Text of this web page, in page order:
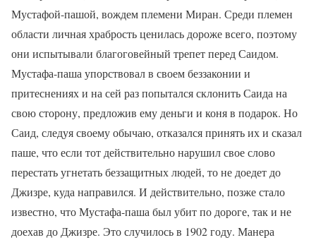
Мустафой-пашой, вождем племени Миран. Среди племен
области личная храбрость ценилась дороже всего, поэтому
они испытывали благоговейный трепет перед Саидом.
Мустафа-паша упорствовал в своем беззаконии и
притеснениях и на сей раз попытался склонить Саида на
свою сторону, предложив ему деньги и коня в подарок. Но
Саид, следуя своему обычаю, отказался принять их и сказал
паше, что если тот действительно нарушил свое слово
перестать угнетать беззащитных людей, то не доедет до
Джизре, куда направился. И действительно, позже стало
известно, что Мустафа-паша был убит по дороге, так и не
доехав до Джизре. Это случилось в 1902 году. Манера